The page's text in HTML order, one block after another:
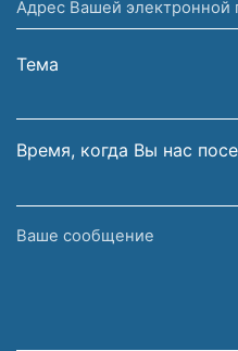
и
фамилия
Адрес
Вашей
электронной
Тема
Время, когда Вы нас
Ваше